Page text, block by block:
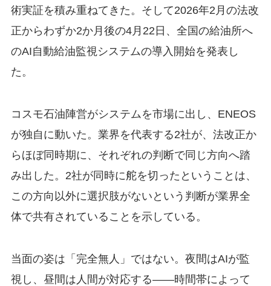
術実証を積み重ねてきた。そして2026年2月の法改
正からわずか2か月後の4月22日、全国の給油所へ
のAI自動給油監視システムの導入開始を発表し
た。
コスモ石油陣営がシステムを市場に出し、ENEOS
が独自に動いた。業界を代表する2社が、法改正か
らほぼ同時期に、それぞれの判断で同じ方向へ踏
み出した。2社が同時に舵を切ったということは、
この方向以外に選択肢がないという判断が業界全
体で共有されていることを示している。
当面の姿は「完全無人」ではない。夜間はAIが監
視し、昼間は人間が対応する——時間帯によって